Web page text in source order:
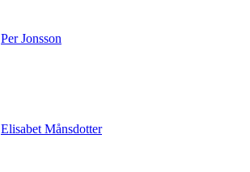
Per Jonsson
Elisabet Månsdotter